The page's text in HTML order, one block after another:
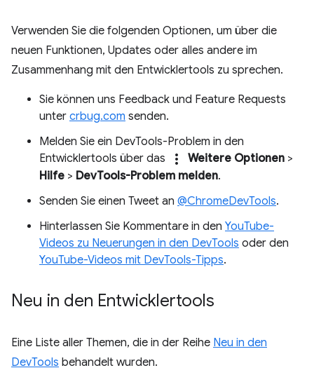
Verwenden Sie die folgenden Optionen, um über die
neuen Funktionen, Updates oder alles andere im
Zusammenhang mit den Entwicklertools zu sprechen.
Sie können uns Feedback und Feature Requests
unter crbug.com senden.
Melden Sie ein DevTools-Problem in den
Entwicklertools über das
more_vert Weitere Optionen >
Hilfe > DevTools-Problem melden.
Senden Sie einen Tweet an @ChromeDevTools.
Hinterlassen Sie Kommentare in den YouTube-
Videos zu Neuerungen in den DevTools oder den
YouTube-Videos mit DevTools-Tipps.
Neu in den Entwicklertools
Eine Liste aller Themen, die in der Reihe Neu in den
DevTools behandelt wurden.